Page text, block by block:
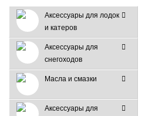
Аксессуары для лодок
и катеров
Аксессуары для
снегоходов
Масла и смазки
Аксессуары для